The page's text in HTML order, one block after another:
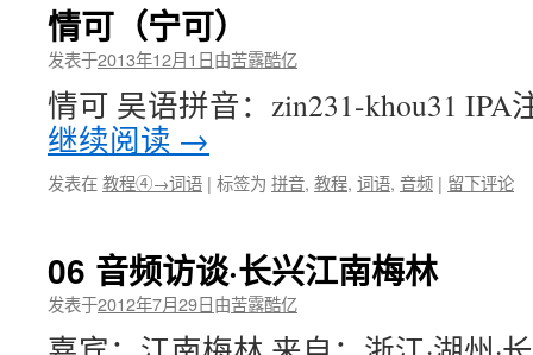
情可（宁可）
发表于2013年12月1日由苦露酷亿
情可 吴语拼音：zin231-khou31 IPA
继续阅读 →
发表在教程④→词语 | 标签为 拼音, 教程, 词语, 音频 | 留下评论
06 音频访谈·长兴江南梅林
发表于2012年7月29日由苦露酷亿